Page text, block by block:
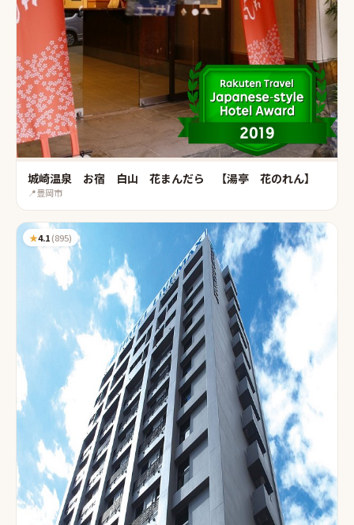
城崎温泉 お宿 白山 花まんだら 【湯亭 花のれん】
📍豊岡市
★4.1(895)